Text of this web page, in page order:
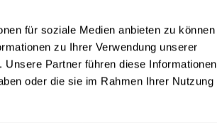
für soziale Medien anbieten zu können
zu Ihrer Verwendung unserer
Partner führen diese Informationen
oder die sie im Rahmen Ihrer Nutzung